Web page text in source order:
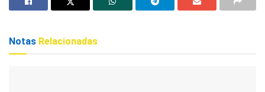
Notas Relacionadas